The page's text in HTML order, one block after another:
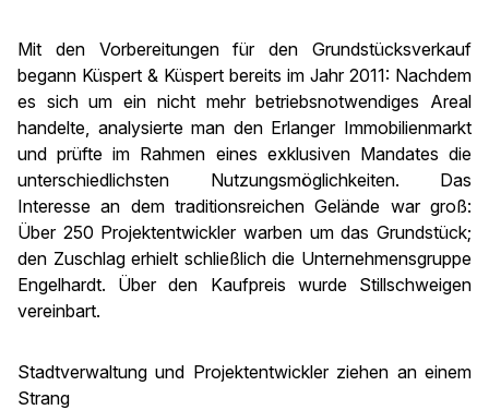
Mit den Vorbereitungen für den Grundstücksverkauf
begann Küspert & Küspert bereits im Jahr 2011: Nachdem
es sich um ein nicht mehr betriebsnotwendiges Areal
handelte, analysierte man den Erlanger Immobilienmarkt
und prüfte im Rahmen eines exklusiven Mandates die
unterschiedlichsten Nutzungsmöglichkeiten. Das
Interesse an dem traditionsreichen Gelände war groß:
Über 250 Projektentwickler warben um das Grundstück;
den Zuschlag erhielt schließlich die Unternehmensgruppe
Engelhardt. Über den Kaufpreis wurde Stillschweigen
vereinbart.
Stadtverwaltung und Projektentwickler ziehen an einem
Strang